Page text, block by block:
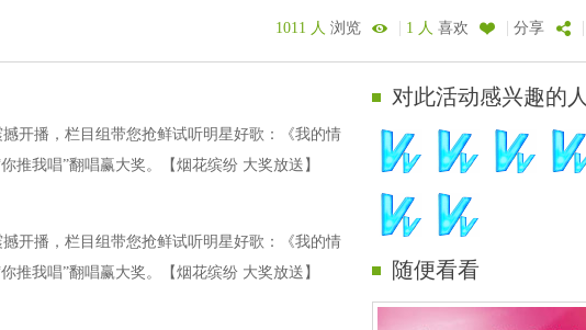
1011 人 浏览 | 1 人 喜欢 | 分享 |
开播，栏目组带您抢鲜试听明星好歌：《我的情
推我唱”翻唱赢大奖。【烟花缤纷 大奖放送】
开播，栏目组带您抢鲜试听明星好歌：《我的情
推我唱”翻唱赢大奖。【烟花缤纷 大奖放送】
对此活动感兴趣的人
随便看看